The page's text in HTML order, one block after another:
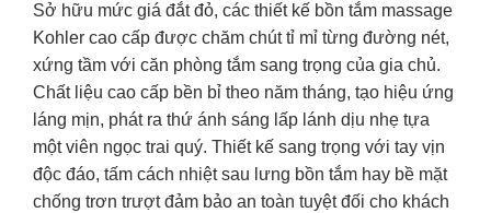
Sở hữu mức giá đắt đỏ, các thiết kế bồn tắm massage
Kohler cao cấp được chăm chút tỉ mỉ từng đường nét,
xứng tầm với căn phòng tắm sang trọng của gia chủ.
Chất liệu cao cấp bền bỉ theo năm tháng, tạo hiệu ứng
láng mịn, phát ra thứ ánh sáng lấp lánh dịu nhẹ tựa
một viên ngọc trai quý. Thiết kế sang trọng với tay vịn
độc đáo, tấm cách nhiệt sau lưng bồn tắm hay bề mặt
chống trơn trượt đảm bảo an toàn tuyệt đối cho khách